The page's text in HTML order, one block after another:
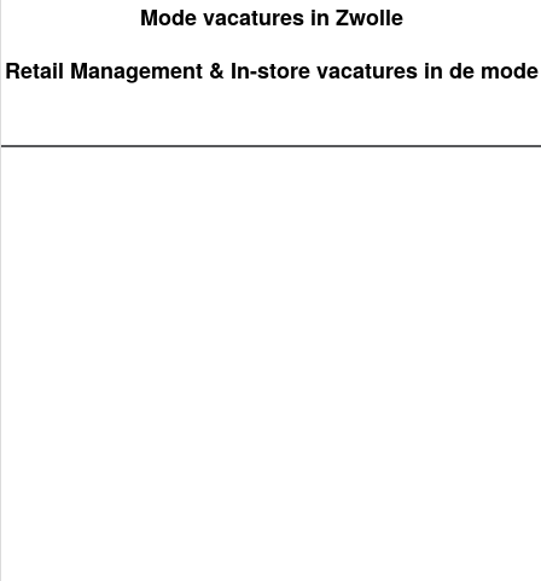
Mode vacatures in Zwolle
Retail Management & In-store vacatures in de mode